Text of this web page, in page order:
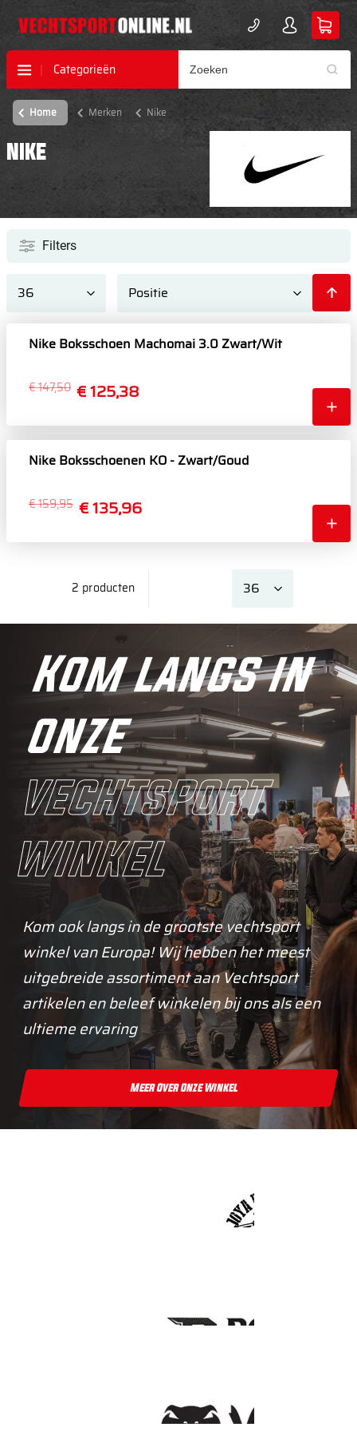
Categorieën
Home Merken Nike
NIKE
Filters
Nike Boksschoen Machomai 3.0 Zwart/Wit
€ 125,38
€ 147,50
Nike Boksschoenen KO - Zwart/Goud
€ 135,96
€ 159,95
2 producten
Kom langs in
onze
vechtsport
winkel
Kom ook langs in de grootste vechtsport
winkel van Europa! Wij hebben het meest
uitgebreide assortiment aan Vechtsport
artikelen en beleef winkelen bij ons als een
ultieme ervaring
Meer Over Onze Winkel